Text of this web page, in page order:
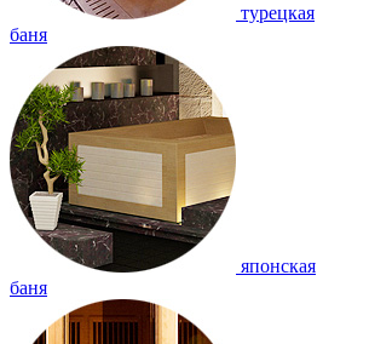
турецкая
баня
японская
баня